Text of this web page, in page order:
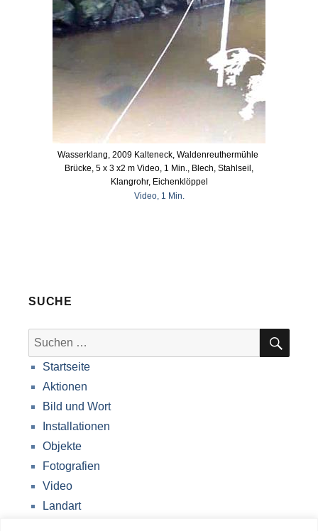
Wasserklang, 2009 Kalteneck, Waldenreuthermühle
Brücke, 5 x 3 x2 m Video, 1 Min., Blech, Stahlseil,
Klangrohr, Eichenklöppel
Video, 1 Min.
SUCHE
Suche
nach:
Startseite
Aktionen
Bild und Wort
Installationen
Objekte
Fotografien
Video
Landart